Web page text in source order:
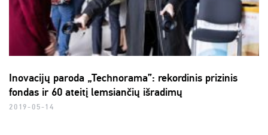
Inovacijų paroda „Technorama”: rekordinis prizinis
fondas ir 60 ateitį lemsiančių išradimų
2019-05-14